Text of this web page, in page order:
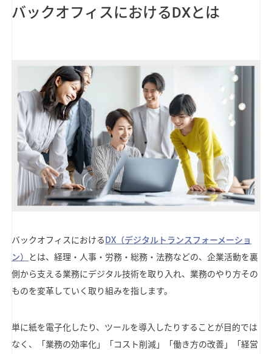
バックオフィスにおけるDXとは
バックオフィスにおけるDX（デジタルトランスフォーメーショ
ン） とは、経理・人事・労務・総務・法務などの、企業活動を裏
側から支える業務にデジタル技術を取り入れ、業務のやり方その
ものを変革していく取り組みを指します。
単に紙を電子化したり、ツールを導入したりすることが目的では
なく、「業務の効率化」「コスト削減」「働き方の改善」「経営